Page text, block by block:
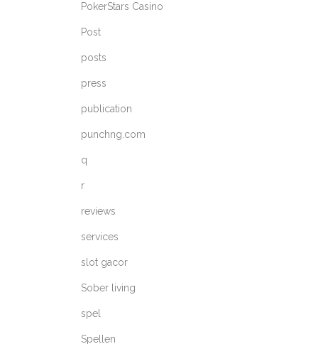
PokerStars Casino
Post
posts
press
publication
punchng.com
q
r
reviews
services
slot gacor
Sober living
spel
Spellen